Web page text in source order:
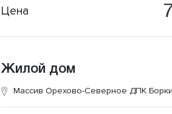
Цена
Жилой дом
Массив Орехово-Северное ДПК